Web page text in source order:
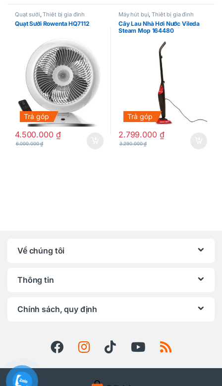
Quạt sưởi,Thiết bị gia đình
Quạt Sưởi Rowenta HQ7112
Trả góp
4.500.000 ₫
6.000.000₫
Máy hút bụi,Thiết bị gia đình
Cây Lau Nhà Hơi Nước Vileda
Steam Mop 164480
Trả góp
2.799.000 ₫
3.290.000₫
Về chúng tôi
Thông tin
Chính sách, quy định